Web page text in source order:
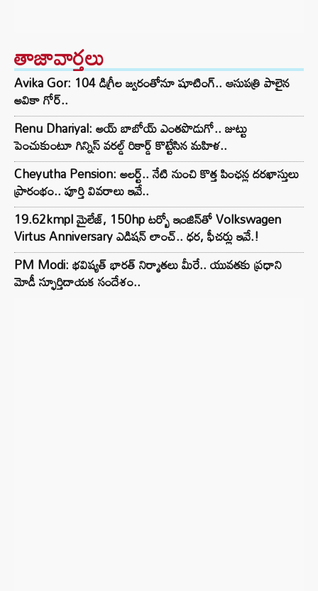
తాజావార్తలు
Avika Gor: 104 డిగ్రీల జ్వరంతోనూ షూటింగ్.. ఆసుపత్రి పాలైన
అవికా గోర్..
Renu Dhariyal: అయ్ బాబోయ్ ఎంతపొడుగో.. జుట్టు
పెంచుకుంటూ గిన్నిస్ వరల్డ్ రికార్డ్ కొట్టేసిన మహిళ..
Cheyutha Pension: అలర్ట్.. నేటి నుంచి కొత్త పింఛన్ల దరఖాస్తులు
ప్రారంభం.. పూర్తి వివరాలు ఇవే..
19.62kmpl మైలేజ్, 150hp టర్బో ఇంజిన్‌తో Volkswagen
Virtus Anniversary ఎడిషన్ లాంచ్.. ధర, ఫీచర్లు ఇవే.!
PM Modi: భవిష్యత్ భారత్ నిర్మాతలు మీరే.. యువతకు ప్రధాని
మోడీ స్ఫూర్తిదాయక సందేశం..